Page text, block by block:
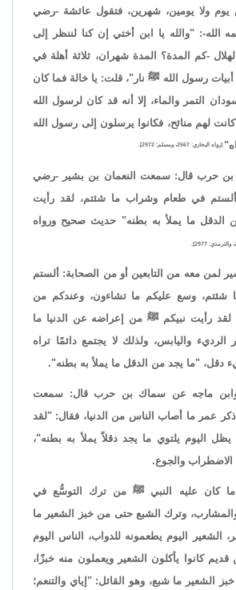
يوم ولا يومين، شهرين، فتقول عائشة -رضي
الله-: "والله يا ابن أختي إن كنا لننظر إلى
-كم المدة؟ المدة شهران، ثلاثة أهلة في
رسول الله ﷺ نار"، قلت: يا خالة فما كان
التمر والماء، إلا أنه قد كان لرسول الله
لهم منائح، فكانوا يرسلون إلى رسول الله
[رواه البخاري: 2567، ومسلم: 2972].
حرب قال: سمعت النعمان بن بشير -رضي
"ألستم في طعام وشراب ما شئتم، لقد رأيت
الدقل ما يملأ به بطنه" حديث صحيح ورواه
لمن معه من التابعين أو من الصحابة: ألستم
وسع عليكم ما تشاءون، وعندكم من
لقد رأيت نبيكم ﷺ من إعراضه عن الدنيا ما
واليابس، ولذلك لا يجتمع دائمًا تراه
دقل، "ما يجد من الدقل ما يملأ به بطنه".
وابن ماجه عن سماك بن حرب قال: سمعت
عمر ما أصاب الناس من الدنيا، فقال: "لقد
اليوم يلتوي ما يجد دقلاً يملأ به بطنه"،
الاضطراب والجوع.
كان عليه النبي ﷺ من ترك التوسُّع في
وترك الشبع حتى من خبز الشعير ما
الشعير اليوم يطعمونه للدواب، الناس اليوم
قديم كانوا يأكلون الشعير ويعملون منه خبزًا،
الشعير ما شبع، وهو القائل: "إياي والتنعم؛